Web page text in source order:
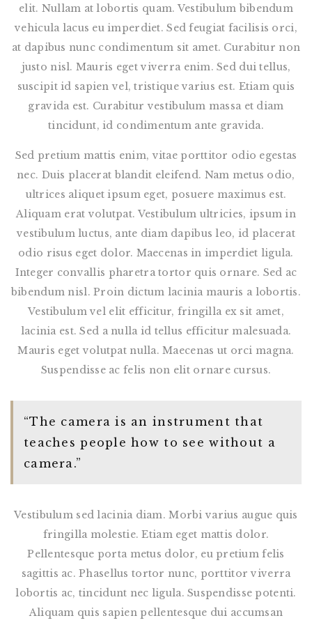
elit. Nullam at lobortis quam. Vestibulum bibendum
vehicula lacus eu imperdiet. Sed feugiat facilisis orci,
at dapibus nunc condimentum sit amet. Curabitur non
justo nisl. Mauris eget viverra enim. Sed dui tellus,
suscipit id sapien vel, tristique varius est. Etiam quis
gravida est. Curabitur vestibulum massa et diam
tincidunt, id condimentum ante gravida.
Sed pretium mattis enim, vitae porttitor odio egestas
nec. Duis placerat blandit eleifend. Nam metus odio,
ultrices aliquet ipsum eget, posuere maximus est.
Aliquam erat volutpat. Vestibulum ultricies, ipsum in
vestibulum luctus, ante diam dapibus leo, id placerat
odio risus eget dolor. Maecenas in imperdiet ligula.
Integer convallis pharetra tortor quis ornare. Sed ac
bibendum nisl. Proin dictum lacinia mauris a lobortis.
Vestibulum vel elit efficitur, fringilla ex sit amet,
lacinia est. Sed a nulla id tellus efficitur malesuada.
Mauris eget volutpat nulla. Maecenas ut orci magna.
Suspendisse ac felis non elit ornare cursus.
“The camera is an instrument that
teaches people how to see without a
camera.”
Vestibulum sed lacinia diam. Morbi varius augue quis
fringilla molestie. Etiam eget mattis dolor.
Pellentesque porta metus dolor, eu pretium felis
sagittis ac. Phasellus tortor nunc, porttitor viverra
lobortis ac, tincidunt nec ligula. Suspendisse potenti.
Aliquam quis sapien pellentesque dui accumsan